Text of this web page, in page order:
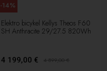
Elektro bicykel Kellys Theos F60
SH Anthracite 29/27.5 820Wh
4 199,00 € 4 899,00€
-14%